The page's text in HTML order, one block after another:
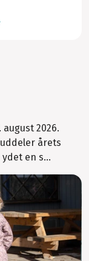
2026.
årets
en s...